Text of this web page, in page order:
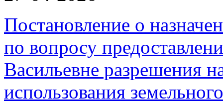
Постановление о
по вопросу
Васильевне разрешения
использования